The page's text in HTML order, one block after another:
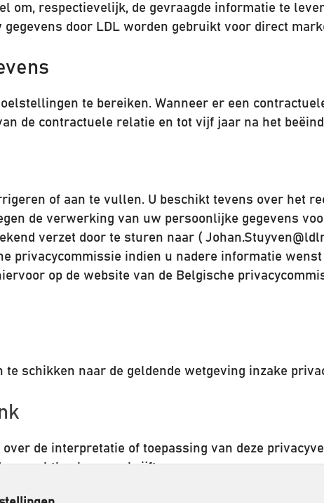
om, respectievelijk, de gevraagde informatie te
door LDL worden gebruikt voor direct
te bereiken. Wanneer er een
de contractuele relatie en tot vijf jaar na het
of aan te vullen. U beschikt tevens over het
de verwerking van uw persoonlijke gegevens
verzet door te sturen naar (
privacycommissie indien u nadere informatie
op de website van de Belgische
schikken naar de geldende wetgeving inzake
de interpretatie of toepassing van deze
rechtbank voorschrijft.